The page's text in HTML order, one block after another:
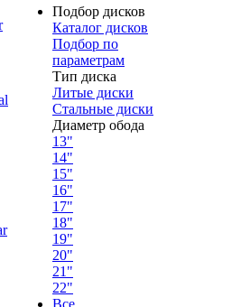
Подбор дисков
Каталог дисков
Подбор по
параметрам
Тип диска
Литые диски
Стальные диски
Диаметр обода
13"
14"
15"
16"
17"
18"
19"
20"
21"
22"
Все